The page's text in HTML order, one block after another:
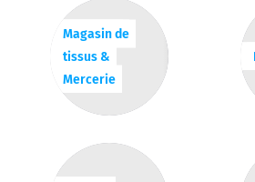
Magasin de
tissus &
Mercerie